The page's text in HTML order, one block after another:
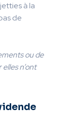
à la
de
ou de
n’ont